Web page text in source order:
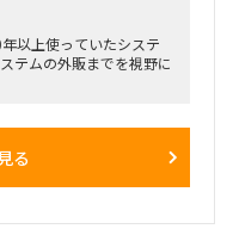
以上使っていたシステ
テムの外販までを視野に
な動きを期待しており
る